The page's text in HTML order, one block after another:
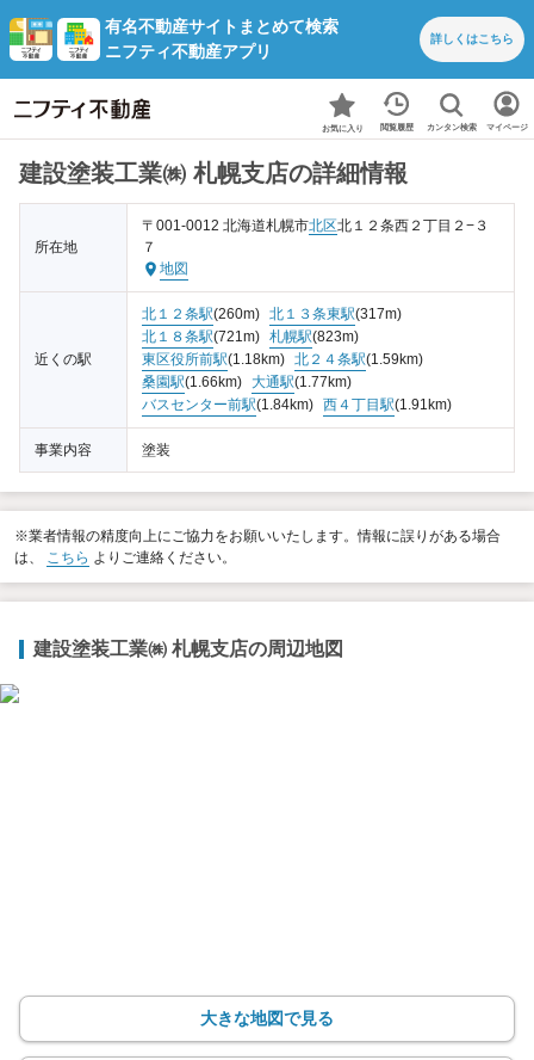
有名不動産サイトまとめて検索
ニフティ不動産アプリ
詳しくはこちら
お気に入り 閲覧履歴 カンタン検索 マイページ
建設塗装工業㈱ 札幌支店の詳細情報
所在地
〒001-0012 北海道札幌市北区北１２条西２丁目２−３
７
地図
近くの駅
北１２条駅(260m) 北１３条東駅(317m)
北１８条駅(721m) 札幌駅(823m)
東区役所前駅(1.18km) 北２４条駅(1.59km)
桑園駅(1.66km) 大通駅(1.77km)
バスセンター前駅(1.84km) 西４丁目駅(1.91km)
事業内容 塗装
※業者情報の精度向上にご協力をお願いいたします。情報に誤りがある場合
は、 こちら よりご連絡ください。
建設塗装工業㈱ 札幌支店の周辺地図
大きな地図で見る